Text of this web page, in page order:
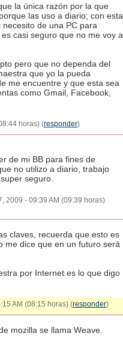
la única razón por la que
las uso a diario; con esta
de una PC para
casi seguro que no me voy a
pero que no dependa del
que yo la pueda
me encuentre y que esta sea
como Gmail, Facebook,
horas) (responder)
de mi BB para fines de
no utilizo a diario, trabajo
seguro.
2009 - 09:39 AM (09:39 horas)
claves, recuerda que esto es
me dice que en un futuro será
por Internet es lo que digo
AM (08:15 horas) (responder)
mozilla se llama Weave.